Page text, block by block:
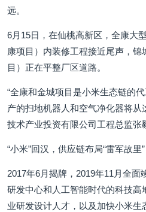
远。
6月15日，在仙桃高新区，全康大
康项目）内装修工程接近尾声，
目）正在平整厂区道路。
“全康和金城项目是小米生态链的
产的扫地机器人和空气净化器将从
技术产业投资有限公司工程总监张
“小米”回汉，供应链布局“雷军故里”
2017年6月揭牌，2019年11月全面
研发中心和人工智能时代的科技高
业研发设计人才，以及加快小米生